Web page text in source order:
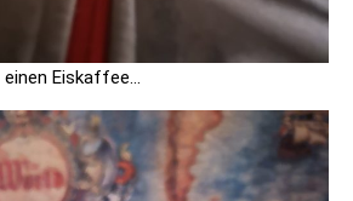
Eiskaffee…